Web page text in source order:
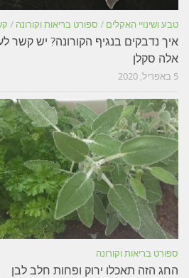
טבע ושינויי האקלים / ספורט בריאות וקורונה /
איך נדבקים בנגיף הקורונה? יש
אלה סקלן
5 באפריל, 2020
ספורט בריאות וקורונה
החג הזה תאכלו ירוק ופחות חלב לבן